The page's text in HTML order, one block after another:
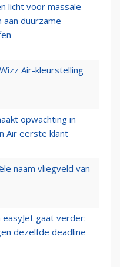
licht voor massale
duurzame
Air-kleurstelling
opwachting in
Air eerste klant
naam vliegveld van
gaat verder:
dezelfde deadline